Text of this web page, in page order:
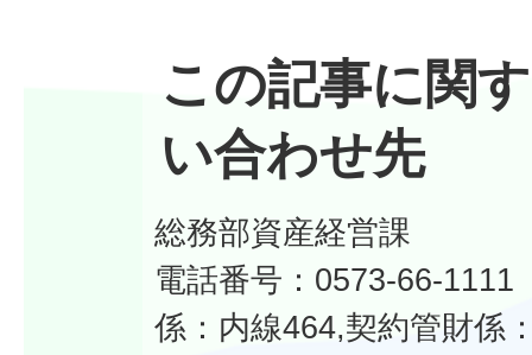
この記事に関
い合わせ先
総務部資産経営課
電話番号：0573-66-1111
係：内線464,契約管財係